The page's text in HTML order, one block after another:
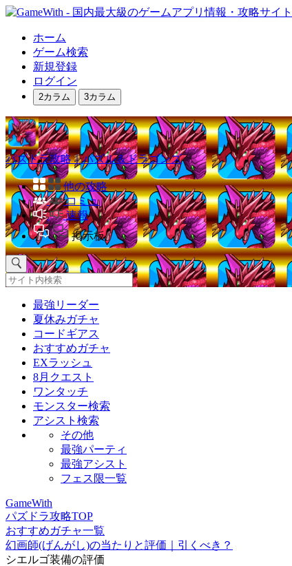
ホーム
ゲーム検索
新規登録
ログイン
2カラム 3カラム
パズドラ攻略｜パズル＆ドラゴンズ
他の攻略
コミュ
速報
掲示板
最強リーダー
夏休みガチャ
コードギアス
おすすめガチャ
EXラッシュ
8月クエスト
ワンタッチ
モンスター検索
アシスト検索
その他
最強パーティ
最強アシスト
フェス限一覧
GameWith
パズドラ攻略TOP
おすすめガチャ一覧
幻画師(げんがし)の当たりと評価｜引くべき？
シエルゴ装備の評価